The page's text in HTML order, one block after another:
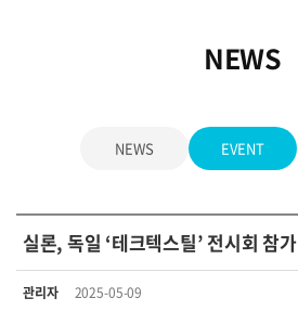
NEWS
NEWS EVENT
실론, 독일 ‘테크텍스틸’ 전시회 참가
관리자 2025-05-09